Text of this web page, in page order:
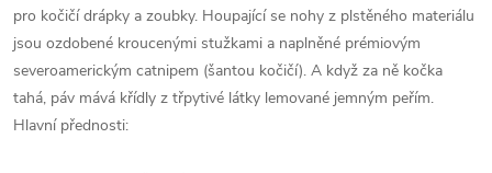
pro kočičí drápky a zoubky. Houpající se nohy z plstěného materiálu
jsou ozdobené kroucenými stužkami a naplněné prémiovým
severoamerickým catnipem (šantou kočičí). A když za ně kočka
tahá, páv mává křídly z třpytivé látky lemované jemným peřím.
Hlavní přednosti: